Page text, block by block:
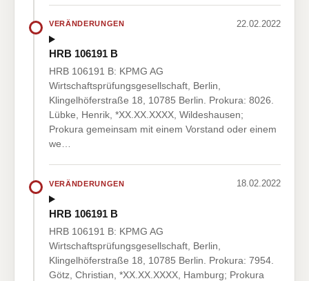
VERÄNDERUNGEN 22.02.2022
HRB 106191 B
HRB 106191 B: KPMG AG
Wirtschaftsprüfungsgesellschaft, Berlin,
Klingelhöferstraße 18, 10785 Berlin. Prokura: 8026.
Lübke, Henrik, *XX.XX.XXXX, Wildeshausen;
Prokura gemeinsam mit einem Vorstand oder einem
we…
VERÄNDERUNGEN 18.02.2022
HRB 106191 B
HRB 106191 B: KPMG AG
Wirtschaftsprüfungsgesellschaft, Berlin,
Klingelhöferstraße 18, 10785 Berlin. Prokura: 7954.
Götz, Christian, *XX.XX.XXXX, Hamburg; Prokura